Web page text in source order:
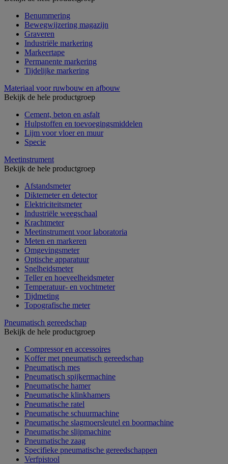
Benummering
Bewegwijzering magazijn
Graveren
Industriële markering
Markeertape
Permanente markering
Tijdelijke markering
Materiaal voor ruwbouw en afbouw
Bekijk de hele productgroep
Cement, beton en asfalt
Hulpstoffen en toevoegingsmiddelen
Lijm voor vloer en muur
Specie
Meetinstrument
Bekijk de hele productgroep
Afstandsmeter
Diktemeter en detector
Elektriciteitsmeter
Industriële weegschaal
Krachtmeter
Meetinstrument voor laboratoria
Meten en markeren
Omgevingsmeter
Optische apparatuur
Snelheidsmeter
Teller en hoeveelheidsmeter
Temperatuur- en vochtmeter
Tijdmeting
Topografische meter
Pneumatisch gereedschap
Bekijk de hele productgroep
Compressor en accessoires
Koffer met pneumatisch gereedschap
Pneumatisch mes
Pneumatisch spijkermachine
Pneumatische hamer
Pneumatische klinkhamers
Pneumatische ratel
Pneumatische schuurmachine
Pneumatische slagmoersleutel en boormachine
Pneumatische slijpmachine
Pneumatische zaag
Specifieke pneumatische gereedschappen
Verfpistool